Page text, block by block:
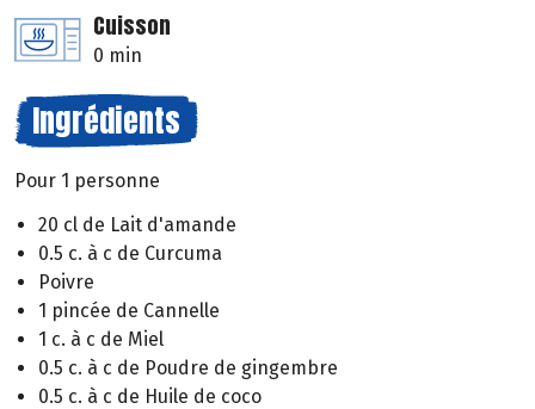
Cuisson
0 min
Ingrédients
Pour 1 personne
20 cl de Lait d'amande
0.5 c. à c de Curcuma
Poivre
1 pincée de Cannelle
1 c. à c de Miel
0.5 c. à c de Poudre de gingembre
0.5 c. à c de Huile de coco